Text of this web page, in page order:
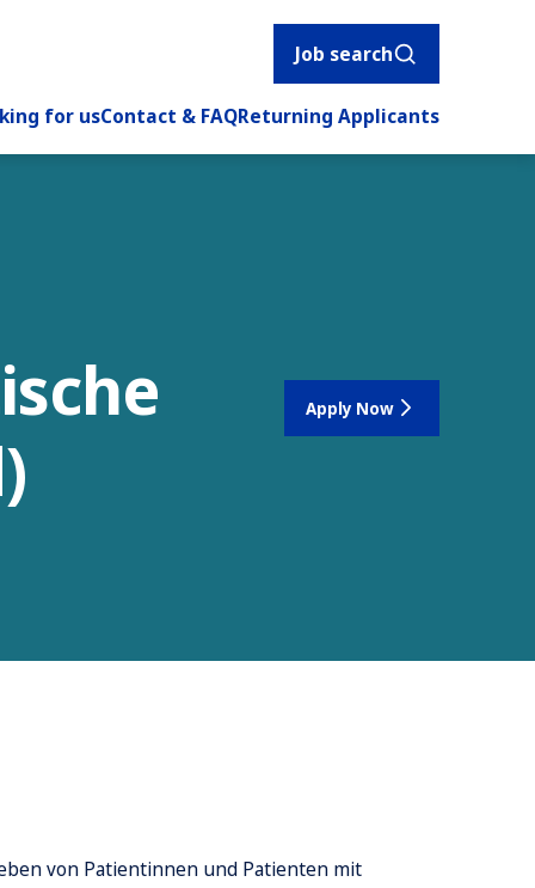
Job search
for usContact & FAQReturning Applicants
Apply Now
von Patientinnen und Patienten mit